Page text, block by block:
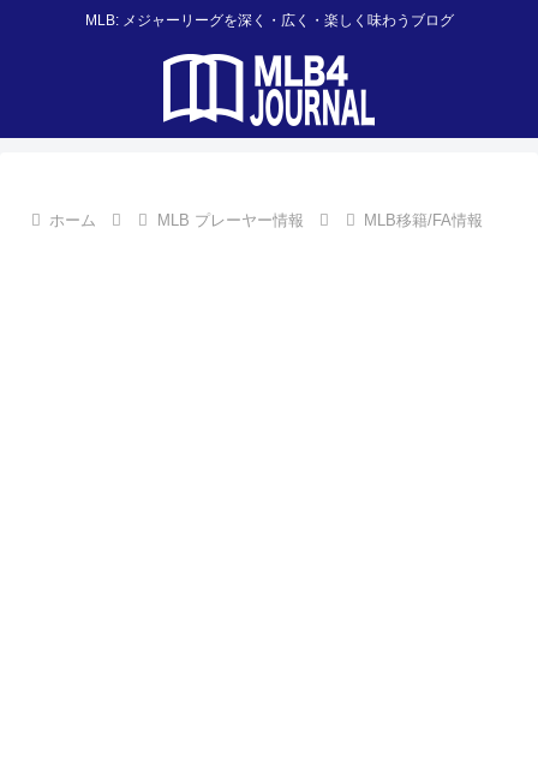
MLB: メジャーリーグを深く・広く・楽しく味わうブログ
ホーム MLB プレーヤー情報 MLB移籍/FA情報